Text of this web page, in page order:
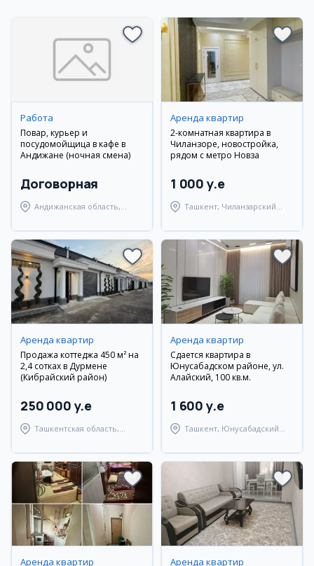
Работа
Повар, курьер и
посудомойщица в кафе в
Андижане (ночная смена)
Договорная
Андижанская область,
Аренда квартир
2-комнатная квартира в
Чиланзоре, новостройка,
рядом с метро Новза
1 000 y.e
Ташкент, Чиланзарский
Аренда квартир
Продажа коттеджа 450 м² на
2,4 сотках в Дурмене
(Кибрайский район)
250 000 y.e
Ташкентская область,
Аренда квартир
Сдается квартира в
Юнусабадском районе, ул.
Алайский, 100 кв.м.
1 600 y.e
Ташкент, Юнусабадский
Аренда квартир Аренда квартир